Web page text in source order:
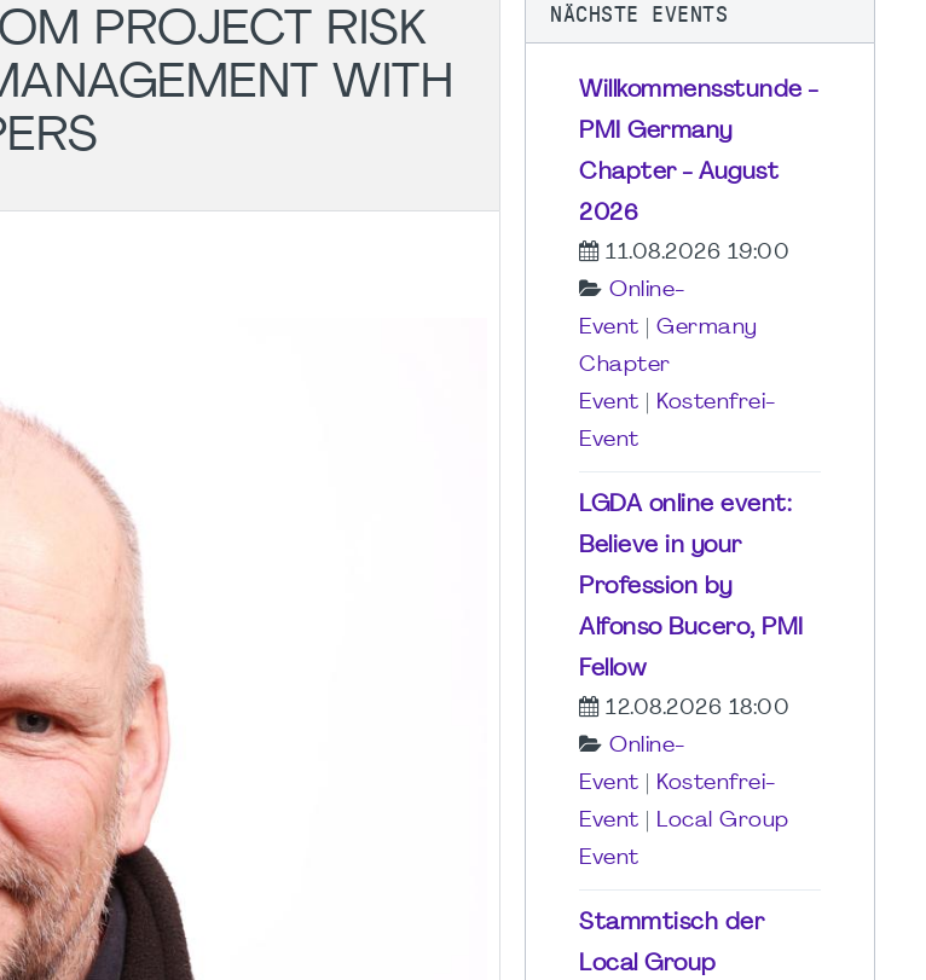
PROJECT RISK
WITH
NÄCHSTE EVENTS
Willkommensstunde -
PMI Germany
Chapter - August
2026
11.08.2026 19:00
Online-
Event
Germany
Chapter
Event
Kostenfrei-
Event
LGDA online event:
Believe in your
Profession by
Alfonso Bucero, PMI
Fellow
12.08.2026 18:00
Online-
Event
Kostenfrei-
Event
Local Group
Event
Stammtisch der
Local Group